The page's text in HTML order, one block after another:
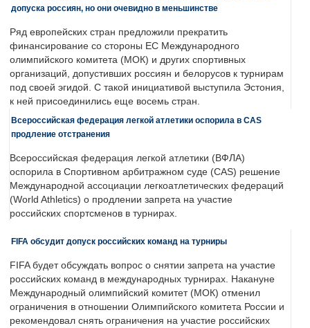
допуска россиян, но они очевидно в меньшинстве
Ряд европейских стран предложили прекратить
финансирование со стороны ЕС Международного
олимпийского комитета (МОК) и других спортивных
организаций, допустивших россиян и белорусов к турнирам
под своей эгидой. С такой инициативой выступила Эстония,
к ней присоединились еще восемь стран.
Всероссийская федерация легкой атлетики оспорила в CAS
продление отстранения
Всероссийская федерация легкой атлетики (ВФЛА)
оспорила в Спортивном арбитражном суде (CAS) решение
Международной ассоциации легкоатлетических федераций
(World Athletics) о продлении запрета на участие
российских спортсменов в турнирах.
FIFA обсудит допуск российских команд на турниры
FIFA будет обсуждать вопрос о снятии запрета на участие
российских команд в международных турнирах. Накануне
Международный олимпийский комитет (МОК) отменил
ограничения в отношении Олимпийского комитета России и
рекомендовал снять ограничения на участие российских